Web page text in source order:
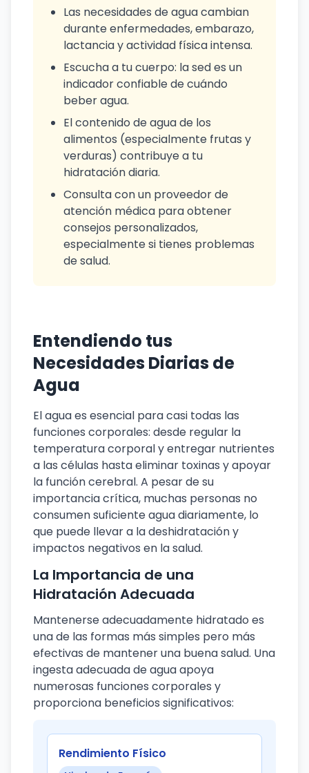
Las necesidades de agua cambian
durante enfermedades, embarazo,
lactancia y actividad física intensa.
Escucha a tu cuerpo: la sed es un
indicador confiable de cuándo
beber agua.
El contenido de agua de los
alimentos (especialmente frutas y
verduras) contribuye a tu
hidratación diaria.
Consulta con un proveedor de
atención médica para obtener
consejos personalizados,
especialmente si tienes problemas
de salud.
Entendiendo tus
Necesidades Diarias de
Agua
El agua es esencial para casi todas las
funciones corporales: desde regular la
temperatura corporal y entregar nutrientes
a las células hasta eliminar toxinas y apoyar
la función cerebral. A pesar de su
importancia crítica, muchas personas no
consumen suficiente agua diariamente, lo
que puede llevar a la deshidratación y
impactos negativos en la salud.
La Importancia de una
Hidratación Adecuada
Mantenerse adecuadamente hidratado es
una de las formas más simples pero más
efectivas de mantener una buena salud. Una
ingesta adecuada de agua apoya
numerosas funciones corporales y
proporciona beneficios significativos:
Rendimiento Físico